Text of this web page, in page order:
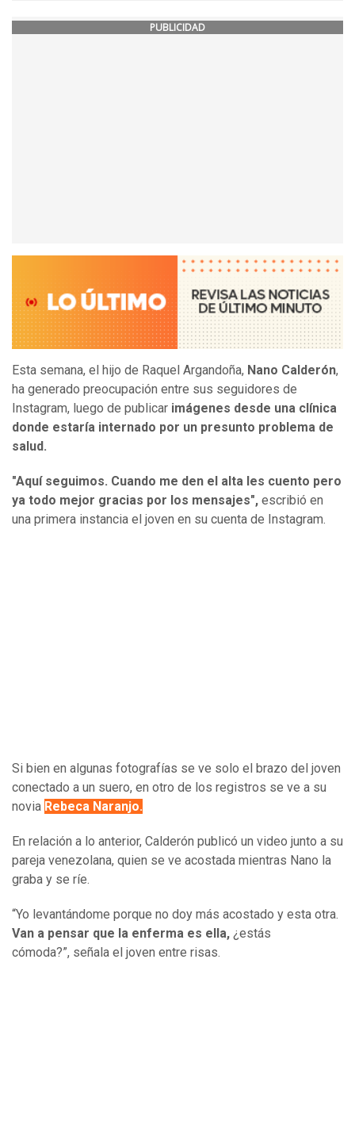
PUBLICIDAD
Esta semana, el hijo de Raquel Argandoña, Nano Calderón,
ha generado preocupación entre sus seguidores de
Instagram, luego de publicar imágenes desde una clínica
donde estaría internado por un presunto problema de
salud.
"Aquí seguimos. Cuando me den el alta les cuento pero
ya todo mejor gracias por los mensajes", escribió en
una primera instancia el joven en su cuenta de Instagram.
Si bien en algunas fotografías se ve solo el brazo del joven
conectado a un suero, en otro de los registros se ve a su
novia Rebeca Naranjo.
En relación a lo anterior, Calderón publicó un video junto a su
pareja venezolana, quien se ve acostada mientras Nano la
graba y se ríe.
“Yo levantándome porque no doy más acostado y esta otra.
Van a pensar que la enferma es ella, ¿estás
cómoda?”, señala el joven entre risas.